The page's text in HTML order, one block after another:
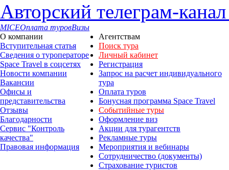
Авторский телеграм-
MICEОплата туровВизы
О компании
Вступительная статья
Сведения о туроператоре
Space Travel в соцсетях
Новости компании
Вакансии
Офисы и
представительства
Отзывы
Благодарности
Сервис "Контроль
качества"
Правовая информация
Агентствам
Поиск тура
Личный кабинет
Регистрация
Запрос на расчет индивидуального
тура
Оплата туров
Бонусная программа Space Travel
Событийные туры
Оформление виз
Акции для турагентств
Рекламные туры
Мероприятия и вебинары
Сотрудничество (документы)
Страхование туристов